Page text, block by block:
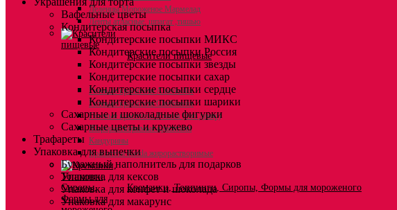
Леденцы Мороженое Мармелад
Ленты атласные, шпагат ,тишью
Красители пищевые
Гелевые красители Americolor
Гелевые красители Chefmaster
Гелевые красители Россия (топ декор)
Жирорастворимые красители
Кандурины
Красители Kreda жирорастворимые
Креманки, Топпинги, Сиропы, Формы для мороженого
Вафельные цветы
Кондитерская посыпка
Кондитерские посыпки МИКС
Кондитерские посыпки Россия
Кондитерские посыпки звезды
Кондитерские посыпки сахар
Кондитерские посыпки сердце
Кондитерские посыпки шарики
Сахарные и шоколадные фигурки
Сахарные цветы и кружево
Трафареты
Упаковка для выпечки
Бумажный наполнитель для подарков
Упаковка для кексов
Упаковка для конфет и шоколада
Упаковка для макарунс